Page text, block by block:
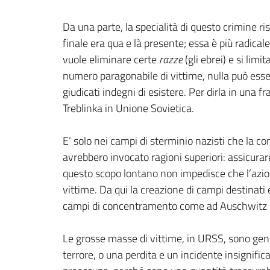
Da una parte, la specialità di questo crimine
finale era qua e là presente; essa è più
vuole eliminare certerazze(gli ebrei) e si
numero paragonabile di vittime, nulla può
giudicati indegni di esistere. Per dirla in una
Treblinka in Unione Sovietica.
E’ solo nei campi di sterminio nazisti che la
avrebbero invocato ragioni superiori:
questo scopo lontano non impedisce che
vittime. Da qui la creazione di campi destinati
campi di concentramento come ad Auschwitz
Le grosse masse di vittime, in URSS, sono
terrore, o una perdita e un incidente